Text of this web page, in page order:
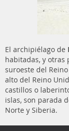
El archipiélago de
habitadas, y otras
suroeste del
alto del Reino
castillos o
islas, son parada
Norte y Siberia.